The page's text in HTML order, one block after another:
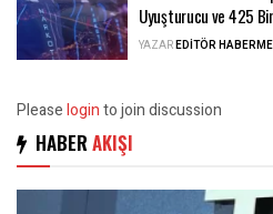
Uyuşturucu ve 425
YAZAREDITÖR
Pleaseloginto join discussion
HABER AKIŞI